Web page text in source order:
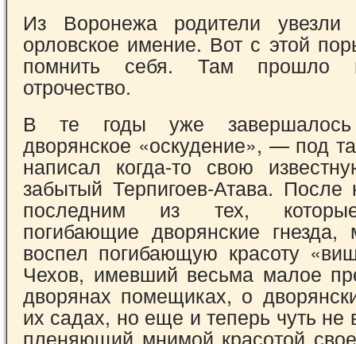
Из Воронежа родители
орловское имение. Вот с этой
помнить себя. Там прошло
отрочество.
В те годы уже завершалось
дворянское «оскудение», — под
написал когда-то свою
забытый Терпигоев-Атава. После
последним из тех,
погибающие дворянские
воспел погибающую красоту
Чехов, имевший весьма малое
дворянах по­мещиках, о
их садах, но еще и те­перь чуть не
пленяющий мнимой красо­той